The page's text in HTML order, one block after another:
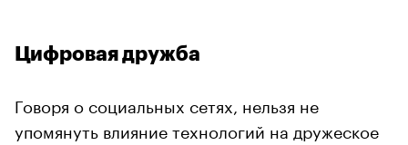
Цифровая дружба
Говоря о социальных сетях, нельзя не
упомянуть влияние технологий на дружеское